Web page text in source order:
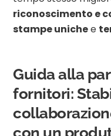
riconoscimento e
stampe unichee
Guida alla
fornitori: